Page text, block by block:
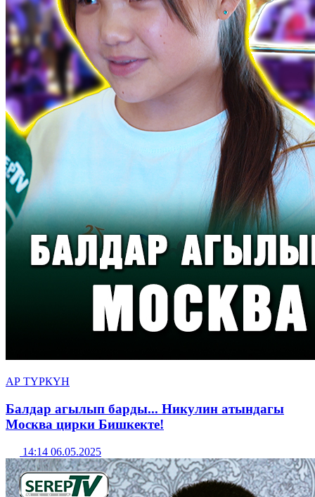
АР ТҮРКҮН
Балдар агылып барды... Никулин атындагы
Москва цирки Бишкекте!
14:14 06.05.2025